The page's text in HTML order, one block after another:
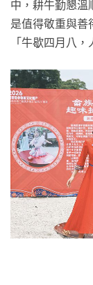
中，耕牛勤懇溫
是值得敬重與善
「牛歇四月八